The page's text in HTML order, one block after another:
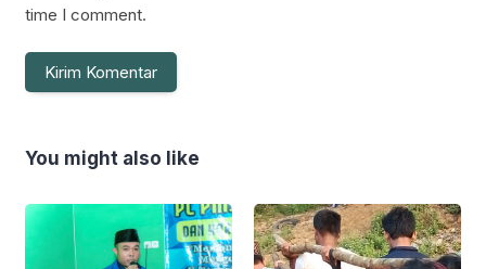
time I comment.
You might also like